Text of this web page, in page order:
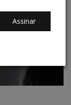
Assinar